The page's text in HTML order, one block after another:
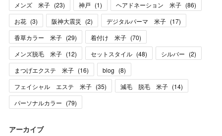
メンズ 米子 (23) 神戸 (1) ヘアドネーション 米子 (86)
お花 (3) 阪神大震災 (2) デジタルパーマ 米子 (17)
香草カラー 米子 (29) 着付け 米子 (70)
メンズ脱毛 米子 (12) セットスタイル (48) シルバー (2)
まつげエクステ 米子 (16) blog (8)
フェイシャル エステ 米子 (35) 減毛 脱毛 米子 (14)
パーソナルカラー (79)
アーカイブ